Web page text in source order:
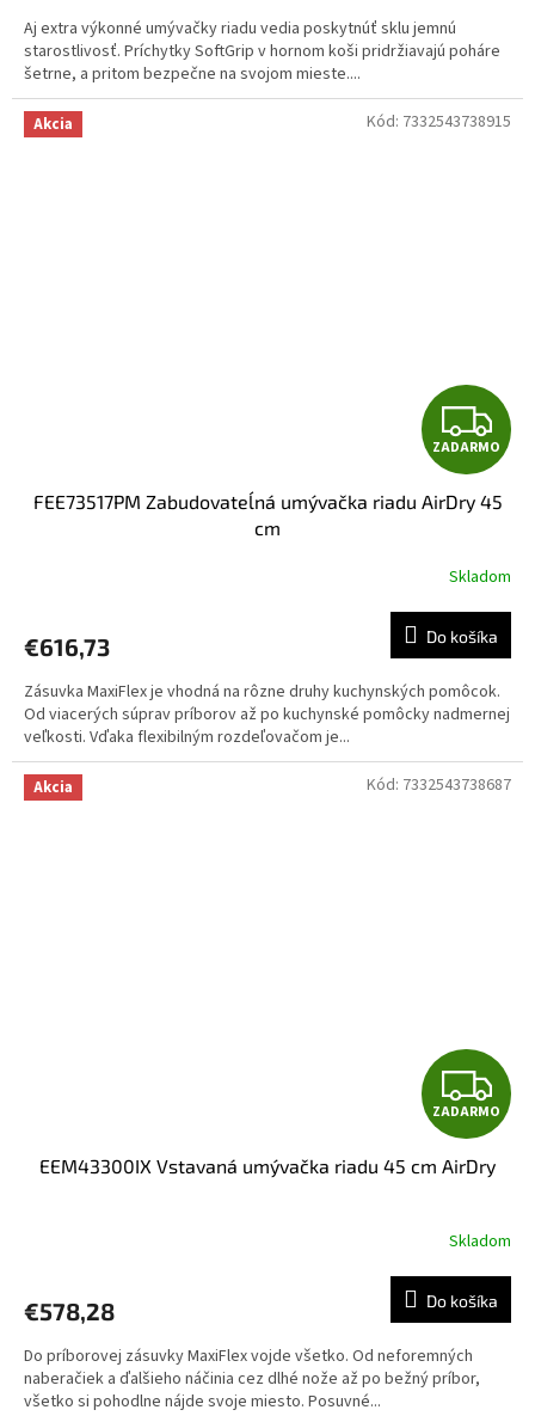
O
Aj extra výkonné umývačky riadu vedia poskytnúť sklu jemnú
starostlivosť. Príchytky SoftGrip v hornom koši pridržiavajú poháre
šetrne, a pritom bezpečne na svojom mieste....
Akcia
Z
A
D
A
R
M
O
ZADARMO
FEE73517PM Zabudovateĺná umývačka riadu AirDry 45
cm
Skladom
€616,73 Do košíka
Zásuvka MaxiFlex je vhodná na rôzne druhy kuchynských pomôcok.
Od viacerých súprav príborov až po kuchynské pomôcky nadmernej
veľkosti. Vďaka flexibilným rozdeľovačom je...
Kód: 7332543738915
Akcia
Z
A
D
A
R
M
ZADARMO
EEM43300IX Vstavaná umývačka riadu 45 cm AirDry
Skladom
€578,28 Do košíka
Do príborovej zásuvky MaxiFlex vojde všetko. Od neforemných
naberačiek a ďalšieho náčinia cez dlhé nože až po bežný príbor,
všetko si pohodlne nájde svoje miesto. Posuvné...
Kód: 7332543738687